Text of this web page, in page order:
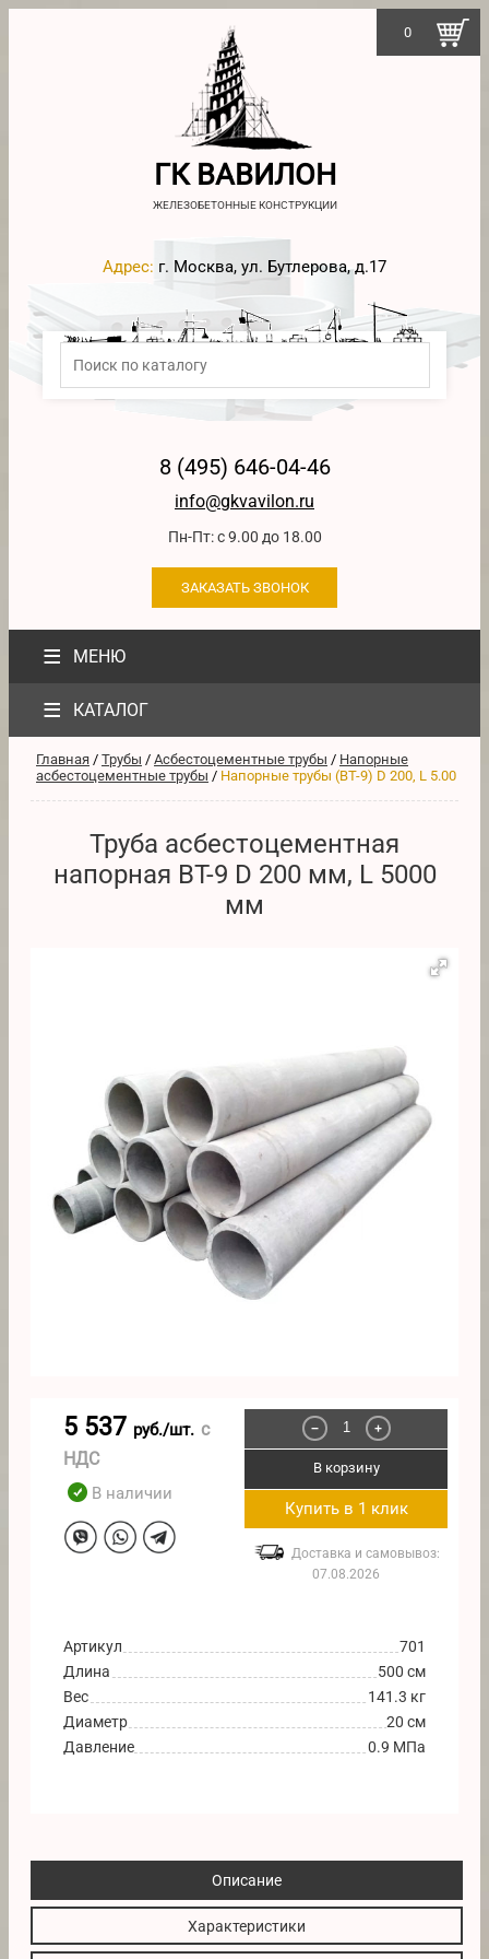
ГК ВАВИЛОН
ЖЕЛЕЗОБЕТОННЫЕ КОНСТРУКЦИИ
Адрес: г. Москва, ул. Бутлерова, д.17
8 (495) 646-04-46
info@gkvavilon.ru
Пн-Пт: с 9.00 до 18.00
ЗАКАЗАТЬ ЗВОНОК
≡ МЕНЮ
0
≡ КАТАЛОГ
Главная / Трубы / Асбестоцементные трубы / Напорные
асбестоцементные трубы / Напорные трубы (ВТ-9) D 200, L 5.00
Труба асбестоцементная
напорная ВТ-9 D 200 мм, L 5000
мм
5 537 руб./шт. с
НДС
В наличии
− +
В корзину
Купить в 1 клик
Доставка и самовывоз:
07.08.2026
Артикул
701
Длина
500 см
Вес
141.3 кг
Диаметр
20 см
Давление
0.9 МПа
Описание
Характеристики